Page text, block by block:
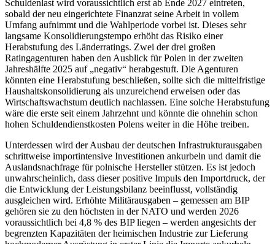
Schuldenlast wird voraussichtlich erst ab Ende 2027 eintreten,
sobald der neu eingerichtete Finanzrat seine Arbeit in vollem
Umfang aufnimmt und die Wahlperiode vorbei ist. Dieses sehr
langsame Konsolidierungstempo erhöht das Risiko einer
Herabstufung des Länderratings. Zwei der drei großen
Ratingagenturen haben den Ausblick für Polen in der zweiten
Jahreshälfte 2025 auf „negativ“ herabgestuft. Die Agenturen
könnten eine Herabstufung beschließen, sollte sich die mittelfristige
Haushaltskonsolidierung als unzureichend erweisen oder das
Wirtschaftswachstum deutlich nachlassen. Eine solche Herabstufung
wäre die erste seit einem Jahrzehnt und könnte die ohnehin schon
hohen Schuldendienstkosten Polens weiter in die Höhe treiben.
Unterdessen wird der Ausbau der deutschen Infrastrukturausgaben
schrittweise importintensive Investitionen ankurbeln und damit die
Auslandsnachfrage für polnische Hersteller stützen. Es ist jedoch
unwahrscheinlich, dass dieser positive Impuls den Importdruck, der
die Entwicklung der Leistungsbilanz beeinflusst, vollständig
ausgleichen wird. Erhöhte Militärausgaben – gemessen am BIP
gehören sie zu den höchsten in der NATO und werden 2026
voraussichtlich bei 4,8 % des BIP liegen – werden angesichts der
begrenzten Kapazitäten der heimischen Industrie zur Lieferung